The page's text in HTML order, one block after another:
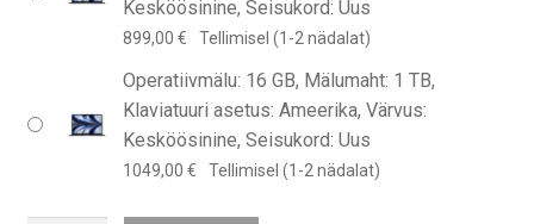
Kesköösinine, Seisukord: Uus
899,00 € Tellimisel (1-2 nädalat)
Operatiivmälu: 16 GB, Mälumaht: 1 TB,
Klaviatuuri asetus: Ameerika, Värvus:
Kesköösinine, Seisukord: Uus
1049,00 € Tellimisel (1-2 nädalat)